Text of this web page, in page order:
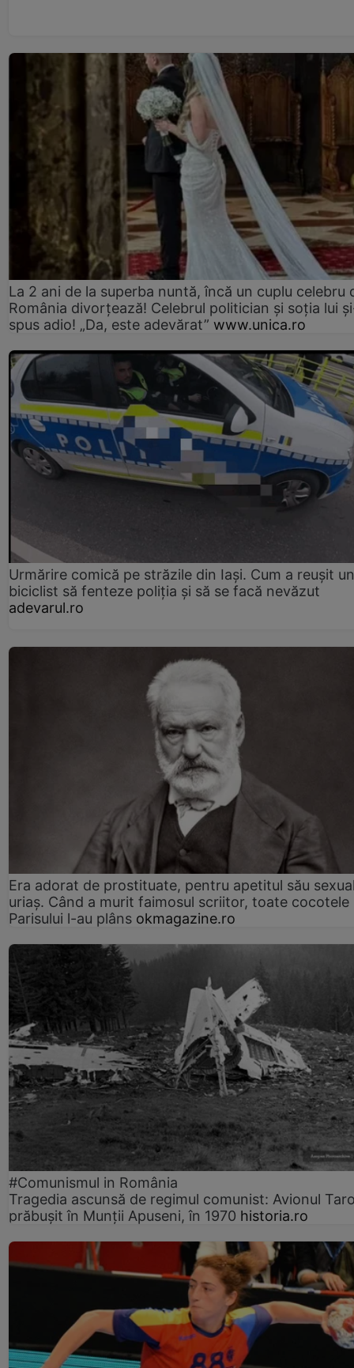
La 2 ani de la superba nuntă, încă un cuplu celebru
România divorțează! Celebrul politician și soția lui
spus adio! „Da, este adevărat” www.unica.ro
Urmărire comică pe străzile din Iași. Cum a reușit un
biciclist să fenteze poliția și să se facă nevăzut
adevarul.ro
Era adorat de prostituate, pentru apetitul său
uriaș. Când a murit faimosul scriitor, toate cocotele
Parisului l-au plâns okmagazine.ro
#Comunismul in România
Tragedia ascunsă de regimul comunist: Avionul
prăbușit în Munții Apuseni, în 1970 historia.ro